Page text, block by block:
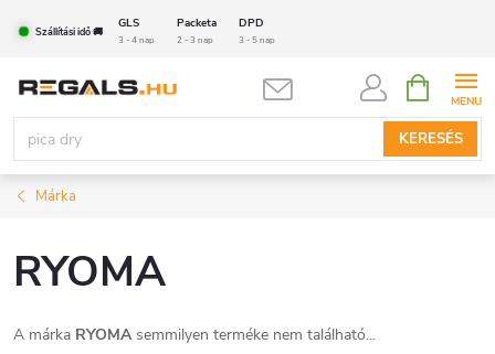
tartalomhoz
Szállítási idő 🚚
GLS Packeta DPD
3 - 4 nap 2 - 3 nap 3 - 5 nap
KERESÉS
KOSÁR
Márka
RYOMA
A márka RYOMAsemmilyen terméke nem található...